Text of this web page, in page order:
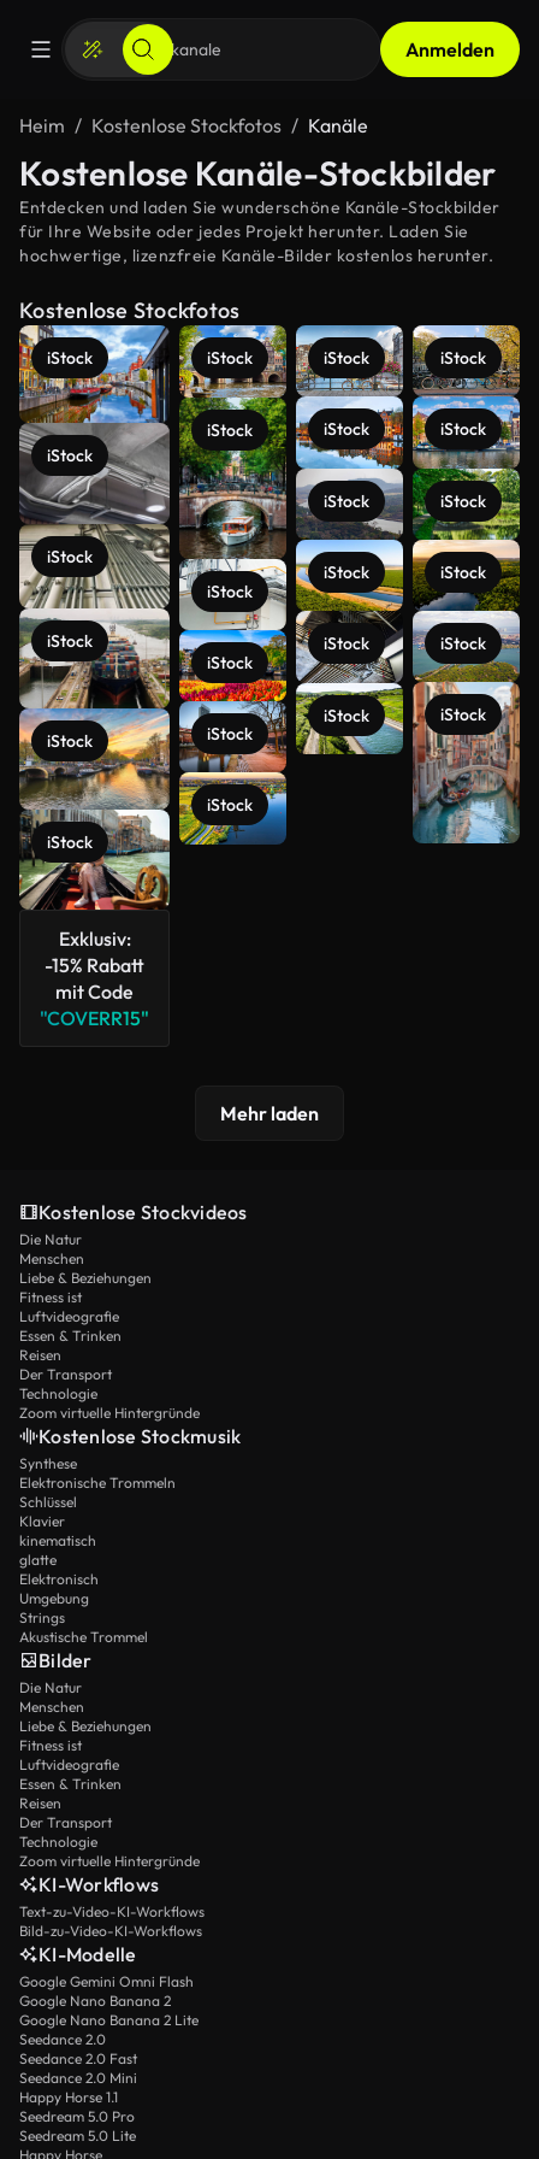
Anmelden
Heim Kostenlose Stockfotos Kanäle
Kostenlose Kanäle-Stockbilder
Entdecken und laden Sie wunderschöne Kanäle-Stockbilder
für Ihre Website oder jedes Projekt herunter. Laden Sie
hochwertige, lizenzfreie Kanäle-Bilder kostenlos herunter.
Kostenlose Stockfotos
iStock
iStock
iStock
iStock
iStock
iStock
Exklusiv:
-15% Rabatt
mit Code
"COVERR15"
iStock
iStock
iStock
iStock
iStock
iStock
iStock
iStock
iStock
iStock
iStock
iStock
iStock
iStock
iStock
iStock
iStock
iStock
Mehr laden
Kostenlose Stockvideos
Die Natur
Menschen
Liebe & Beziehungen
Fitness ist
Luftvideografie
Essen & Trinken
Reisen
Der Transport
Technologie
Zoom virtuelle Hintergründe
Kostenlose Stockmusik
Synthese
Elektronische Trommeln
Schlüssel
Klavier
kinematisch
glatte
Elektronisch
Umgebung
Strings
Akustische Trommel
Bilder
Die Natur
Menschen
Liebe & Beziehungen
Fitness ist
Luftvideografie
Essen & Trinken
Reisen
Der Transport
Technologie
Zoom virtuelle Hintergründe
KI-Workflows
Text-zu-Video-KI-Workflows
Bild-zu-Video-KI-Workflows
KI-Modelle
Google Gemini Omni Flash
Google Nano Banana 2
Google Nano Banana 2 Lite
Seedance 2.0
Seedance 2.0 Fast
Seedance 2.0 Mini
Happy Horse 1.1
Seedream 5.0 Pro
Seedream 5.0 Lite
Happy Horse